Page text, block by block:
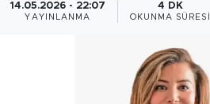
14.05.2026 - 22:07
YAYINLANMA
4 DK
OKUNMA SÜRESI